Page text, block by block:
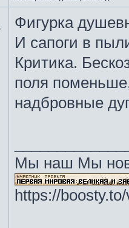
Фигурка
И сапоги в
Критика.
поля
надбровные
Мы наш Мы
https://